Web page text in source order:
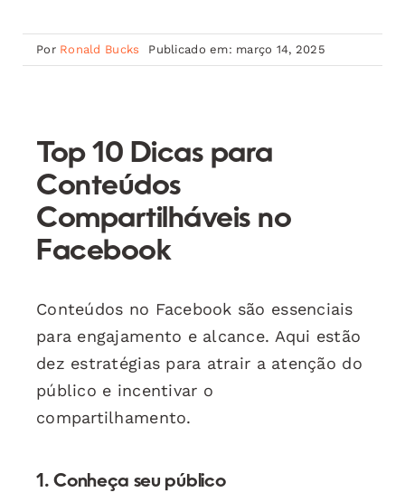
Por Ronald Bucks Publicado em: março 14, 2025
Top 10 Dicas para
Conteúdos
Compartilháveis no
Facebook
Conteúdos no Facebook são essenciais
para engajamento e alcance. Aqui estão
dez estratégias para atrair a atenção do
público e incentivar o
compartilhamento.
1. Conheça seu público